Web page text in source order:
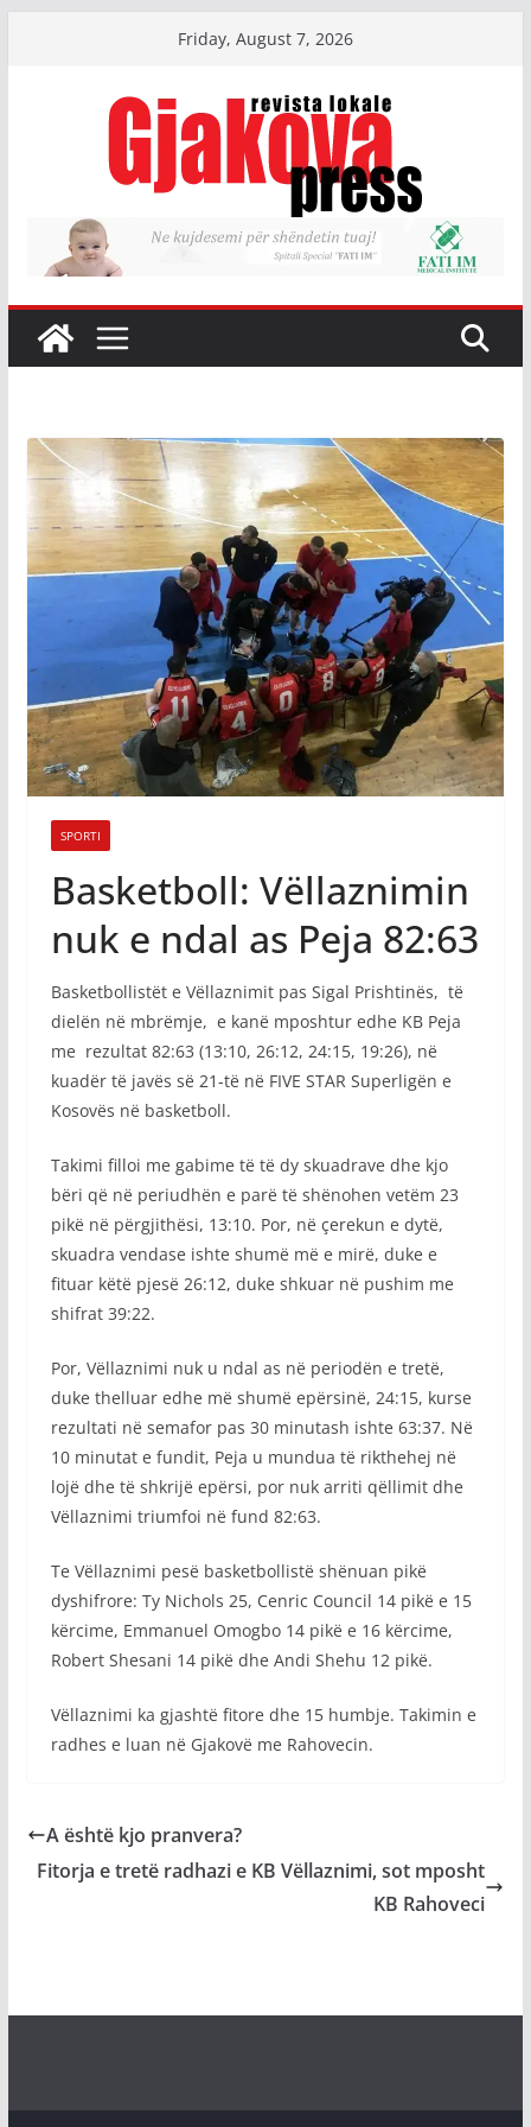
Friday, August 7, 2026
SPORTI
Basketboll: Vëllaznimin
nuk e ndal as Peja 82:63
Basketbollistët e Vëllaznimit pas Sigal Prishtinës, të
dielën në mbrëmje, e kanë mposhtur edhe KB Peja
me rezultat 82:63 (13:10, 26:12, 24:15, 19:26), në
kuadër të javës së 21-të në FIVE STAR Superligën e
Kosovës në basketboll.
Takimi filloi me gabime të të dy skuadrave dhe kjo
bëri që në periudhën e parë të shënohen vetëm 23
pikë në përgjithësi, 13:10. Por, në çerekun e dytë,
skuadra vendase ishte shumë më e mirë, duke e
fituar këtë pjesë 26:12, duke shkuar në pushim me
shifrat 39:22.
Por, Vëllaznimi nuk u ndal as në periodën e tretë,
duke thelluar edhe më shumë epërsinë, 24:15, kurse
rezultati në semafor pas 30 minutash ishte 63:37. Në
10 minutat e fundit, Peja u mundua të rikthehej në
lojë dhe të shkrijë epërsi, por nuk arriti qëllimit dhe
Vëllaznimi triumfoi në fund 82:63.
Te Vëllaznimi pesë basketbollistë shënuan pikë
dyshifrore: Ty Nichols 25, Cenric Council 14 pikë e 15
kërcime, Emmanuel Omogbo 14 pikë e 16 kërcime,
Robert Shesani 14 pikë dhe Andi Shehu 12 pikë.
Vëllaznimi ka gjashtë fitore dhe 15 humbje. Takimin e
radhes e luan në Gjakovë me Rahovecin.
A është kjo pranvera?
Fitorja e tretë radhazi e KB Vëllaznimi, sot mposht
KB Rahoveci